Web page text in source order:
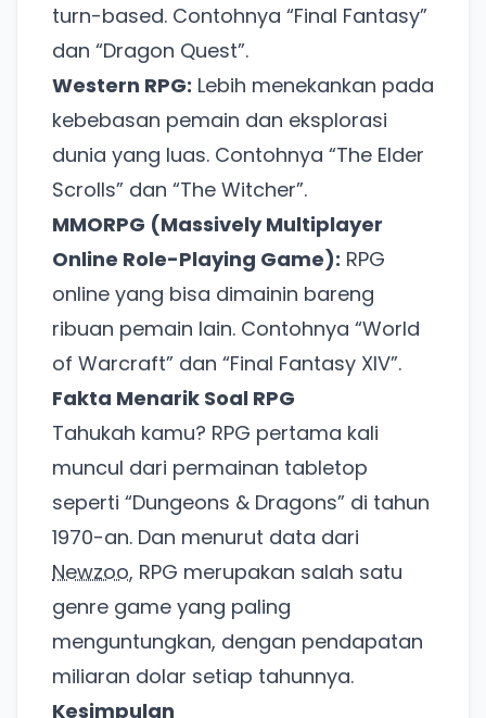
turn-based. Contohnya Final Fantasy
dan Dragon Quest .
Western RPG: Lebih menekankan pada
kebebasan pemain dan eksplorasi
dunia yang luas. Contohnya The Elder
Scrolls dan The Witcher .
MMORPG (Massively Multiplayer
Online Role-Playing Game): RPG
online yang bisa dimainin bareng
ribuan pemain lain. Contohnya World
of Warcraft dan Final Fantasy XIV .
Fakta Menarik Soal RPG
Tahukah kamu? RPG pertama kali
muncul dari permainan tabletop
seperti Dungeons & Dragons di tahun
1970-an. Dan menurut data dari
Newzoo, RPG merupakan salah satu
genre game yang paling
menguntungkan, dengan pendapatan
miliaran dolar setiap tahunnya.
Kesimpulan